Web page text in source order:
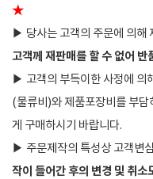
★
▶ 당사는 고객의 주문에 의해
고객께 재판매를 할 수 없어 반
▶ 고객의 부득이한 사정에 의
(물류비)와 제품포장비를 부
게 구매하시기 바랍니다.
▶ 주문제작의 특성상 고객변
작이 들어간 후의 변경 및 취소